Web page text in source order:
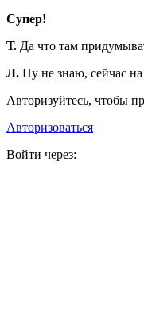
Супер!
Т. Да что там
Л. Ну не знаю, сейчас
Авторизуйтесь, чтобы
Авторизоваться
Войти через: